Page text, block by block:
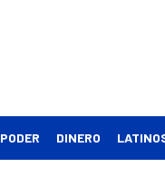
PODER DINERO